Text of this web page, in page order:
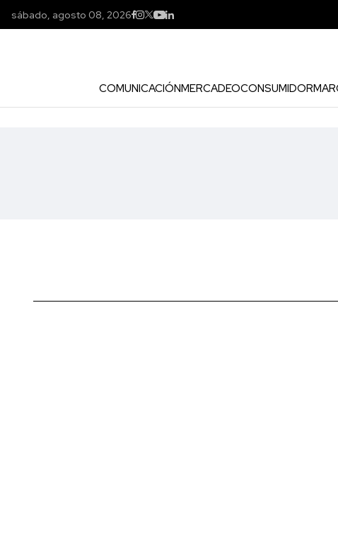
sábado, agosto 08, 2026
COMUNICACIÓNMERCADEOCONSUMIDOR